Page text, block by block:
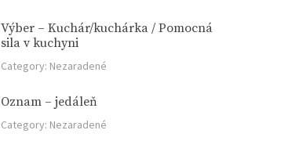
Výber – Kuchár/kuchárka / Pomocná
sila v kuchyni
Category: Nezaradené
Oznam – jedáleň
Category: Nezaradené